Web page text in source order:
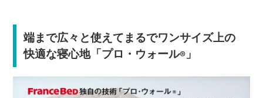
端まで広々と使えてまるでワンサイズ上の
快適な寝心地「プロ・ウォール®」